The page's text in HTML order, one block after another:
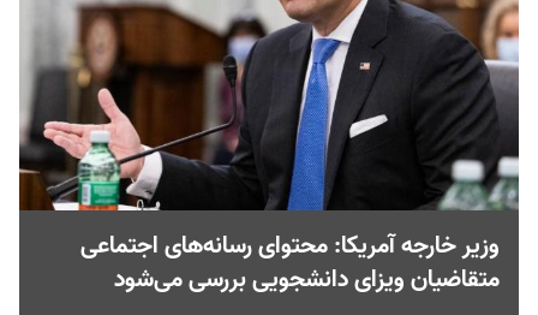
وزیر خارجه آمریکا: محتوای رسانه‌های اجتماعی
متقاضیان ویزای دانشجویی بررسی می‌شود